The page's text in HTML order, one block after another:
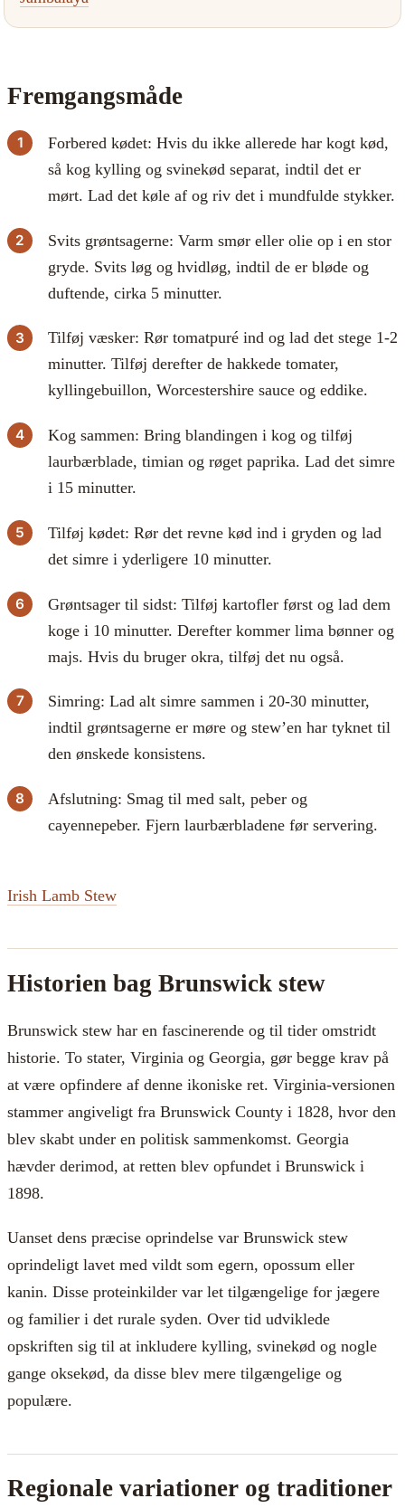
Fremgangsmåde
Forbered kødet: Hvis du ikke allerede har kogt kød,
så kog kylling og svinekød separat, indtil det er
mørt. Lad det køle af og riv det i mundfulde stykker.
Svits grøntsagerne: Varm smør eller olie op i en stor
gryde. Svits løg og hvidløg, indtil de er bløde og
duftende, cirka 5 minutter.
Tilføj væsker: Rør tomatpuré ind og lad det stege 1-2
minutter. Tilføj derefter de hakkede tomater,
kyllingebuillon, Worcestershire sauce og eddike.
Kog sammen: Bring blandingen i kog og tilføj
laurbærblade, timian og røget paprika. Lad det simre
i 15 minutter.
Tilføj kødet: Rør det revne kød ind i gryden og lad
det simre i yderligere 10 minutter.
Grøntsager til sidst: Tilføj kartofler først og lad dem
koge i 10 minutter. Derefter kommer lima bønner og
majs. Hvis du bruger okra, tilføj det nu også.
Simring: Lad alt simre sammen i 20-30 minutter,
indtil grøntsagerne er møre og stew’en har tyknet til
den ønskede konsistens.
Afslutning: Smag til med salt, peber og
cayennepeber. Fjern laurbærbladene før servering.
Irish Lamb Stew
Historien bag Brunswick stew
Brunswick stew har en fascinerende og til tider omstridt
historie. To stater, Virginia og Georgia, gør begge krav på
at være opfindere af denne ikoniske ret. Virginia-versionen
stammer angiveligt fra Brunswick County i 1828, hvor den
blev skabt under en politisk sammenkomst. Georgia
hævder derimod, at retten blev opfundet i Brunswick i
1898.
Uanset dens præcise oprindelse var Brunswick stew
oprindeligt lavet med vildt som egern, opossum eller
kanin. Disse proteinkilder var let tilgængelige for jægere
og familier i det rurale syden. Over tid udviklede
opskriften sig til at inkludere kylling, svinekød og nogle
gange oksekød, da disse blev mere tilgængelige og
populære.
Regionale variationer og traditioner